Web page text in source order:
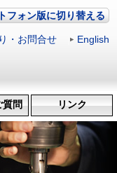
フォン版に切り替える
・お問合せ English
問 リンク